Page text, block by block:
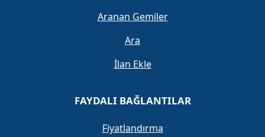
Aranan Gemiler
Ara
İlan Ekle
FAYDALI BAĞLANTILAR
Fiyatlandırma